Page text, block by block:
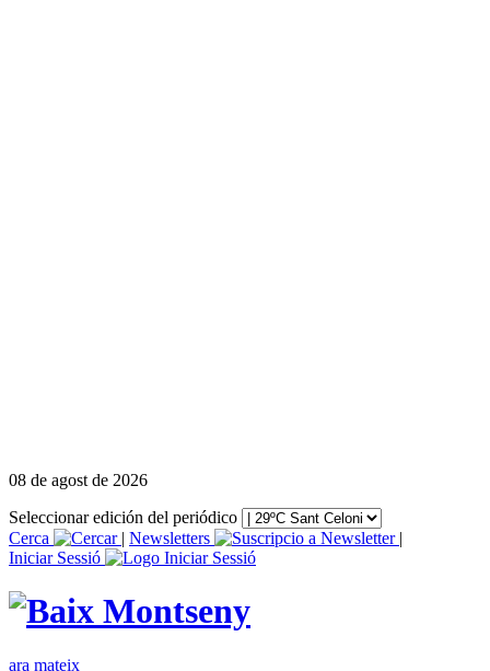
08 de agost de 2026
Seleccionar edición del periódico
Cerca
| Newsletters
|
Iniciar Sessió
ara mateix